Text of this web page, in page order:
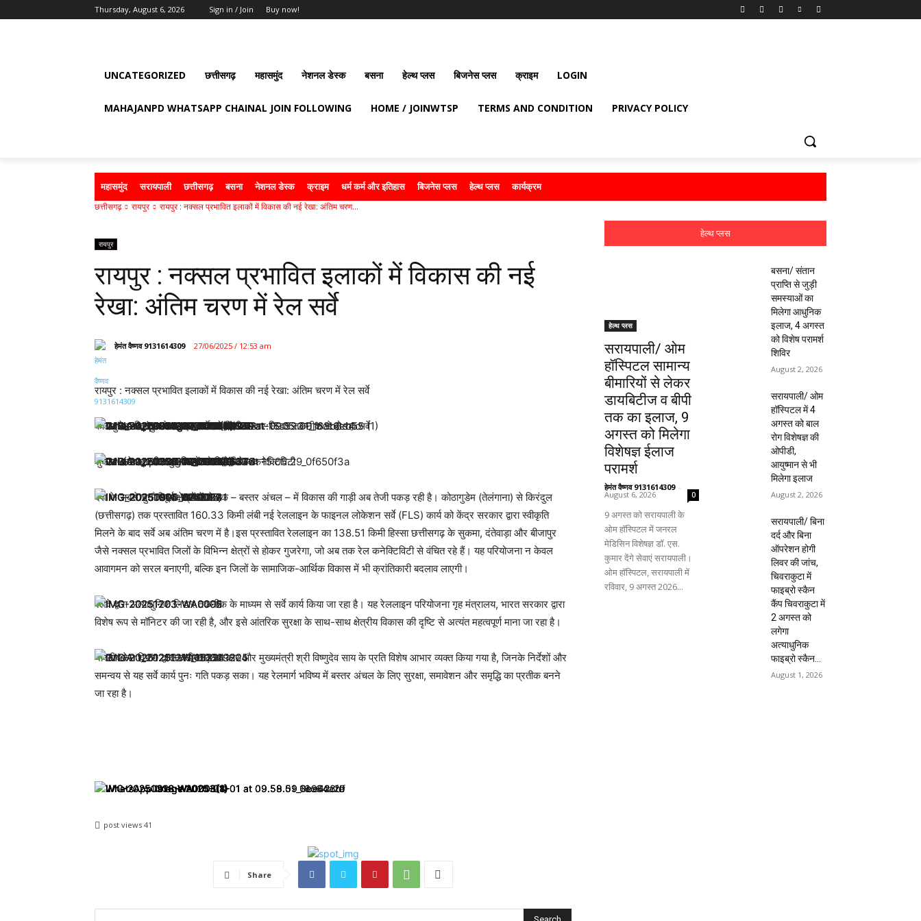
Thursday, August 6, 2026 Sign in / Join Buy now!
UNCATEGORIZED छत्तीसगढ़ महासमुंद नेशनल डेस्क बसना हेल्थ प्लस बिजनेस प्लस क्राइम LOGIN
MAHAJANPD WHATSAPP CHAINAL JOIN FOLLOWING HOME / JOINWTSP TERMS AND CONDITION PRIVACY POLICY
महासमुंद सरायपाली छत्तीसगढ़ बसना नेशनल डेस्क क्राइम धर्म कर्म और इतिहास बिजनेस प्लस हेल्थ प्लस कार्यक्रम
छत्तीसगढ़ रायपुर रायपुर : नक्सल प्रभावित इलाकों में विकास की नई रेखा: अंतिम चरण...
रायपुर
रायपुर : नक्सल प्रभावित इलाकों में विकास की नई
रेखा: अंतिम चरण में रेल सर्वे
हेमंत वैष्णव 9131614309 27/06/2025 / 12:53 am
रायपुर : नक्सल प्रभावित इलाकों में विकास की नई रेखा: अंतिम चरण में रेल सर्वे
कोठागुडेम–किरंदुल रेललाइन सर्वे को मिली रफ्तार:लिडार तकनीक से हो रहा सर्वे
सुकमा-दंतेवाड़ा-बीजापुर जिलों को मिलेगी रेल कनेक्टिविटी
देश के सबसे चुनौतीपूर्ण क्षेत्रों में से एक – बस्तर अंचल – में विकास की गाड़ी अब तेजी पकड़ रही है। कोठागुडेम (तेलंगाना) से किरंदुल
(छत्तीसगढ़) तक प्रस्तावित 160.33 किमी लंबी नई रेललाइन के फाइनल लोकेशन सर्वे (FLS) कार्य को केंद्र सरकार द्वारा स्वीकृति
मिलने के बाद सर्वे अब अंतिम चरण में है।इस प्रस्तावित रेललाइन का 138.51 किमी हिस्सा छत्तीसगढ़ के सुकमा, दंतेवाड़ा और बीजापुर
जैसे नक्सल प्रभावित जिलों के विभिन्न क्षेत्रों से होकर गुजरेगा, जो अब तक रेल कनेक्टिविटी से वंचित रहे हैं। यह परियोजना न केवल
आवागमन को सरल बनाएगी, बल्कि इन जिलों के सामाजिक-आर्थिक विकास में भी क्रांतिकारी बदलाव लाएगी।
रेलवे द्वारा अत्याधुनिक लिडार तकनीक के माध्यम से सर्वे कार्य किया जा रहा है। यह रेललाइन परियोजना गृह मंत्रालय, भारत सरकार द्वारा
विशेष रूप से मॉनिटर की जा रही है, और इसे आंतरिक सुरक्षा के साथ-साथ क्षेत्रीय विकास की दृष्टि से अत्यंत महत्वपूर्ण माना जा रहा है।
भारतीय रेल विभाग द्वारा छत्तीसगढ़ सरकार और मुख्यमंत्री श्री विष्णुदेव साय के प्रति विशेष आभार व्यक्त किया गया है, जिनके निर्देशों और
समन्वय से यह सर्वे कार्य पुनः गति पकड़ सका। यह रेलमार्ग भविष्य में बस्तर अंचल के लिए सुरक्षा, समावेशन और समृद्धि का प्रतीक बनने
जा रहा है।
post views 41
Share
हेल्थ प्लस
हेल्थ प्लस
सरायपाली/ ओम
हॉस्पिटल सामान्य
बीमारियों से लेकर
डायबिटीज व बीपी
तक का इलाज, 9
अगस्त को मिलेगा
विशेषज्ञ ईलाज
परामर्श
हेमंत वैष्णव 9131614309 -
August 6, 2026 0
9 अगस्त को सरायपाली के
ओम हॉस्पिटल में जनरल
मेडिसिन विशेषज्ञ डॉ. एस.
कुमार देंगे सेवाएं सरायपाली।
ओम हॉस्पिटल, सरायपाली में
रविवार, 9 अगस्त 2026...
बसना/ संतान
प्राप्ति से जुड़ी
समस्याओं का
मिलेगा आधुनिक
इलाज, 4 अगस्त
को विशेष परामर्श
शिविर
August 2, 2026
सरायपाली/ ओम
हॉस्पिटल में 4
अगस्त को बाल
रोग विशेषज्ञ की
ओपीडी,
आयुष्मान से भी
मिलेगा इलाज
August 2, 2026
सरायपाली/ बिना
दर्द और बिना
ऑपरेशन होगी
लिवर की जांच,
चिवराकुटा में
फाइब्रो स्कैन
कैंप चिवराकुटा में
2 अगस्त को
लगेगा
अत्याधुनिक
फाइब्रो स्कैन...
August 1, 2026